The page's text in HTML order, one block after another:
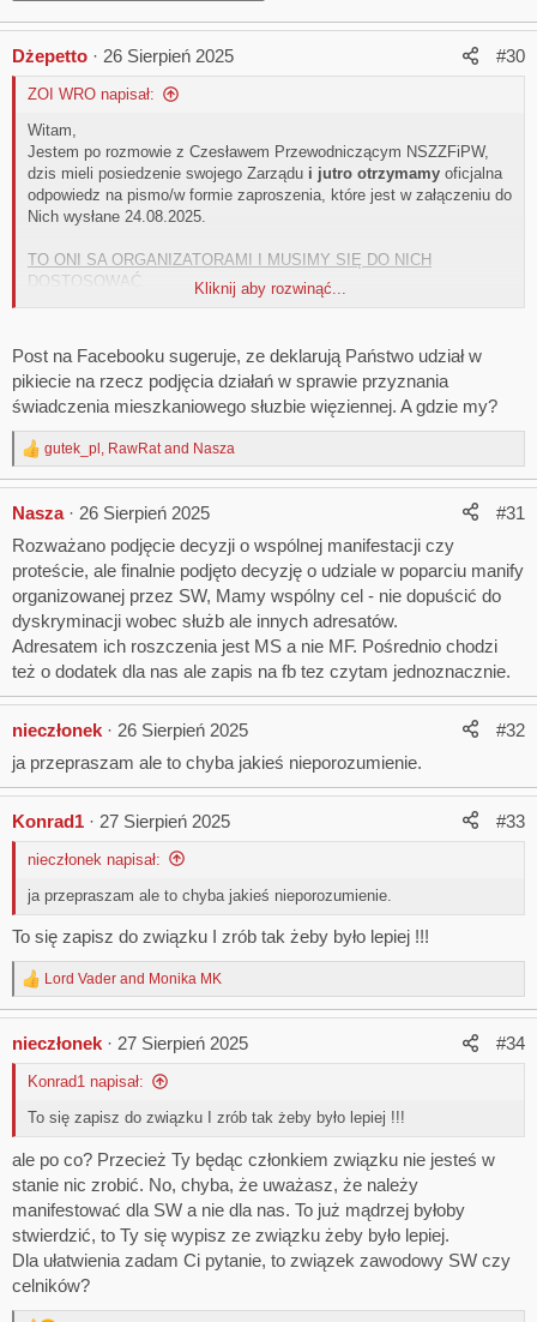
Z wyrazami szacunku
Przewodnicząca
ZZ CELNICY PL
Jolanta Haron
Dżepetto 26 Sierpień 2025 #30
ZOI WRO napisał:
Witam,
Jestem po rozmowie z Czesławem Przewodniczącym NSZZFiPW,
dzis mieli posiedzenie swojego Zarządu i jutro otrzymamy oficjalna
odpowiedz na pismo/w formie zaproszenia, które jest w załączeniu do
Nich wysłane 24.08.2025.
TO ONI SA ORGANIZATORAMI I MUSIMY SIĘ DO NICH
DOSTOSOWAĆ.
załatwiają parkingi ,TOI TOIE, itd.
Nie ogłosili jeszcze u siebie oficjalnie.
Pozdrawiam
Jola H.
Kliknij aby rozwinąć...
Post na Facebooku sugeruje, ze deklarują Państwo udział w
pikiecie na rzecz podjęcia działań w sprawie przyznania
świadczenia mieszkaniowego słuzbie więziennej. A gdzie my?
R
e
c
i
o
n
:
gutek_pl RawRat and Nasza
Nasza 26 Sierpień 2025
#31
Rozważano podjęcie decyzji o wspólnej manifestacji czy
proteście, ale finalnie podjęto decyzję o udziale w poparciu manify
organizowanej przez SW, Mamy wspólny cel - nie dopuścić do
dyskryminacji wobec służb ale innych adresatów.
Adresatem ich roszczenia jest MS a nie MF. Pośrednio chodzi
też o dodatek dla nas ale zapis na fb tez czytam jednoznacznie.
nieczłonek 26 Sierpień 2025
#32
ja przepraszam ale to chyba jakieś nieporozumienie.
Konrad1 27 Sierpień 2025 #33
nieczłonek napisał:
ja przepraszam ale to chyba jakieś nieporozumienie.
To się zapisz do związku I zrób tak żeby było lepiej !!!
R
e
c
t
s
:
Lord Vader and Monika MK
nieczłonek 27 Sierpień 2025 #34
Konrad1 napisał:
To się zapisz do związku I zrób tak żeby było lepiej !!!
ale po co? Przecież Ty będąc członkiem związku nie jesteś w
stanie nic zrobić. No, chyba, że uważasz, że należy
manifestować dla SW a nie dla nas. To już mądrzej byłoby
stwierdzić, to Ty się wypisz ze związku żeby było lepiej.
Dla ułatwienia zadam Ci pytanie, to związek zawodowy SW czy
celników?